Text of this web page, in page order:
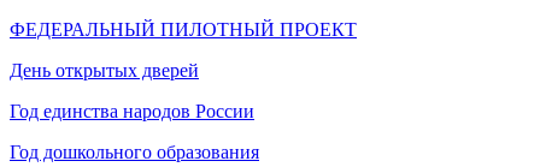
ФЕДЕРАЛЬНЫЙ ПИЛОТНЫЙ ПРОЕКТ
День открытых дверей
Год единства народов России
Год дошкольного образования